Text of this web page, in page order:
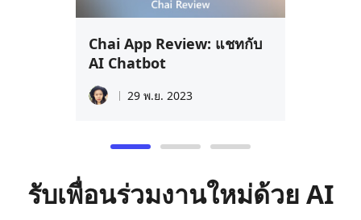
Chai App Review: แชทกับ
AI Chatbot
29 พ.ย. 2023
รับเพื่อนร่วมงานใหม่ด้วย AI